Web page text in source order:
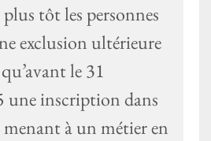
tôt les personnes
exclusion ultérieure
le 31
une inscription dans
à un métier en